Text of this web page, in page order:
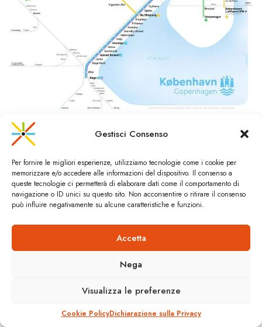
Gestisci Consenso
Per fornire le migliori esperienze, utilizziamo tecnologie come i cookie per
memorizzare e/o accedere alle informazioni del dispositivo. Il consenso a
queste tecnologie ci permetterà di elaborare dati come il comportamento di
navigazione o ID unici su questo sito. Non acconsentire o ritirare il consenso
può influire negativamente su alcune caratteristiche e funzioni.
Accetta
Nega
Visualizza le preferenze
Cookie PolicyDichiarazione sulla Privacy
Proposta di una nuova mappa di #cphtransitmap (
Pasha Omelekhin)
Linkopedia
Sito ufficiale della metropolitana
La nuova CityRingen (M3)
Hovedstadens Letbane
, il quartiere che ha portato la metropolitana
metropolitana di Copenaghen